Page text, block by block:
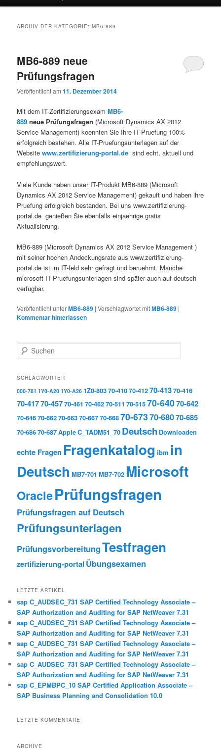
ARCHIV DER KATEGORIE:MB6-889
MB6-889 neue
Prüfungsfragen
Veröffentlicht am11. Dezember 2014
Mit dem IT-ZertifizierungsexamMB6-
889 neue Prüfungsfragen (Microsoft Dynamics AX 2012
Service Management) koennten Sie Ihre IT-Pruefung 100%
erfolgreich bestehen. Alle IT-Pruefungsunterlagen auf der
Websitewww.zertifizierung-portal.de sind echt, aktuell und
empfehlungswert.
Viele Kunde haben unser IT-Produkt MB6-889 (Microsoft
Dynamics AX 2012 Service Management) gekauft und haben ihre
Pruefung erfolgreich bestanden. Bei uns www.zertifizierung-
portal.de genießen Sie ebenfalls einjaehrige gratis
Aktualisierung.
MB6-889 (Microsoft Dynamics AX 2012 Service Management)
mit seiner hochen Andeckungsrate aus www.zertifizierung-
portal.de ist im IT-feld sehr gefragt und beruehmt. Manche
microsoft IT-Pruefungsunterlagen sind später auch auf deutsch
verfügbar.
Veröffentlicht unterMB6-889 |Verschlagwortet mitMB6-889 |
Kommentar hinterlassen
Suchen
SCHLAGWÖRTER
000-781 1Y0-A20 1Y0-A26 1Z0-80370-41070-41270-41370-416
70-41770-45770-461 70-46270-511 70-51570-64070-642
70-64670-66270-66370-66770-66870-67370-68070-685
70-68670-687AppleC_TADM51_70 Deutsch Downloaden
echte Fragen Fragenkatalog ibm in
Deutsch MB7-701 MB7-702 Microsoft
OraclePrüfungsfragen
Prüfungsfragen auf Deutsch
Prüfungsunterlagen
PrüfungsvorbereitungTestfragen
zertifizierung-portal Übungsexamen
LETZTE ARTIKEL
sap C_AUDSEC_731 SAP Certified Technology Associate –
SAP Authorization and Auditing for SAP NetWeaver 7.31
sap C_AUDSEC_731 SAP Certified Technology Associate –
SAP Authorization and Auditing for SAP NetWeaver 7.31
sap C_AUDSEC_731 SAP Certified Technology Associate –
SAP Authorization and Auditing for SAP NetWeaver 7.31
sap C_AUDSEC_731 SAP Certified Technology Associate –
SAP Authorization and Auditing for SAP NetWeaver 7.31
sap C_EPMBPC_10 SAP Certified Application Associate –
SAP Business Planning and Consolidation 10.0
LETZTE KOMMENTARE
ARCHIVE